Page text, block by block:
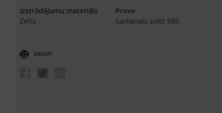
Izstrādājumu materiāls
Zelts
Prove
Sarkanais zelts 585
DRUKĀT